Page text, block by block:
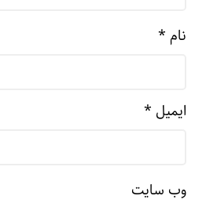
نام *
ایمیل *
وب‌ سایت